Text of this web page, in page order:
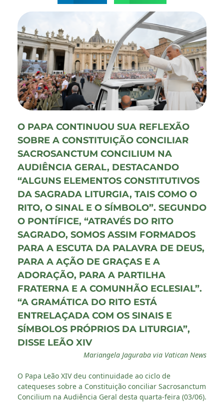
O PAPA CONTINUOU SUA REFLEXÃO
SOBRE A CONSTITUIÇÃO CONCILIAR
SACROSANCTUM CONCILIUM NA
AUDIÊNCIA GERAL, DESTACANDO
“ALGUNS ELEMENTOS CONSTITUTIVOS
DA SAGRADA LITURGIA, TAIS COMO O
RITO, O SINAL E O SÍMBOLO”. SEGUNDO
O PONTÍFICE, “ATRAVÉS DO RITO
SAGRADO, SOMOS ASSIM FORMADOS
PARA A ESCUTA DA PALAVRA DE DEUS,
PARA A AÇÃO DE GRAÇAS E A
ADORAÇÃO, PARA A PARTILHA
FRATERNA E A COMUNHÃO ECLESIAL”.
“A GRAMÁTICA DO RITO ESTÁ
ENTRELAÇADA COM OS SINAIS E
SÍMBOLOS PRÓPRIOS DA LITURGIA”,
DISSE LEÃO XIV
Mariangela Jaguraba via Vatican News
O Papa Leão XIV deu continuidade ao ciclo de
catequeses sobre a Constituição conciliar Sacrosanctum
Concilium na Audiência Geral desta quarta-feira (03/06).